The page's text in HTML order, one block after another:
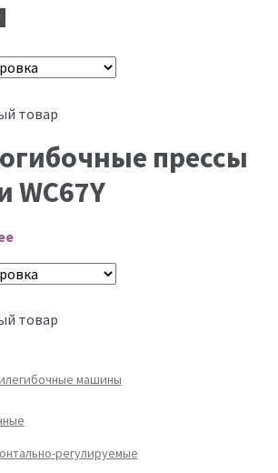
товар
прессы
WC67Y
товар
машины
регулируемые